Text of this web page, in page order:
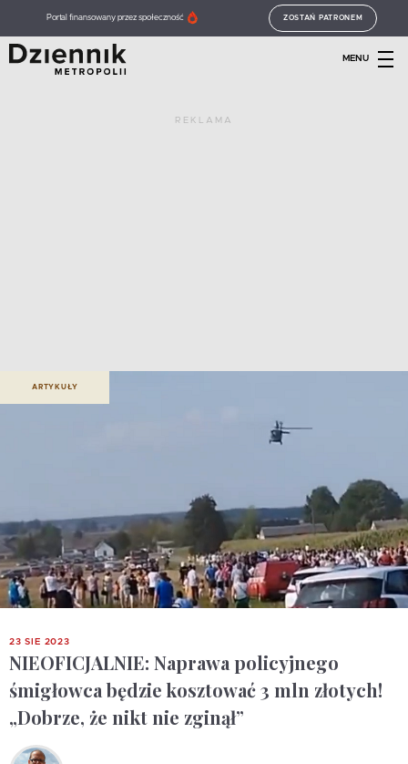
Portal finansowany przez społeczność ZOSTAŃ PATRONEM
MENU
REKLAMA
ARTYKUŁY
23 SIE 2023
NIEOFICJALNIE: Naprawa policyjnego
śmigłowca będzie kosztować 3 mln złotych!
„Dobrze, że nikt nie zginął”